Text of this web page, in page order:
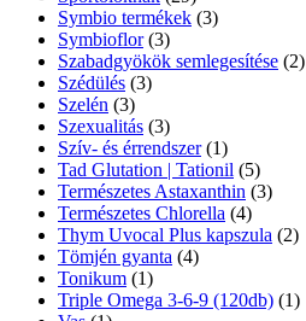
Symbio termékek (3)
Symbioflor (3)
Szabadgyökök semlegesítése (2)
Szédülés (3)
Szelén (3)
Szexualitás (3)
Szív- és érrendszer (1)
Tad Glutation | Tationil (5)
Természetes Astaxanthin (3)
Természetes Chlorella (4)
Thym Uvocal Plus kapszula (2)
Tömjén gyanta (4)
Tonikum (1)
Triple Omega 3-6-9 (120db) (1)